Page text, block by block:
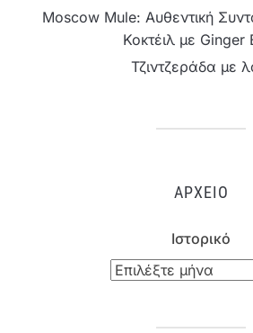
Moscow Mule: Αυθεντική
Κοκτέιλ με Ginger
Τζιντζεράδα με
ΑΡΧΕΊΟ
Ιστορικό